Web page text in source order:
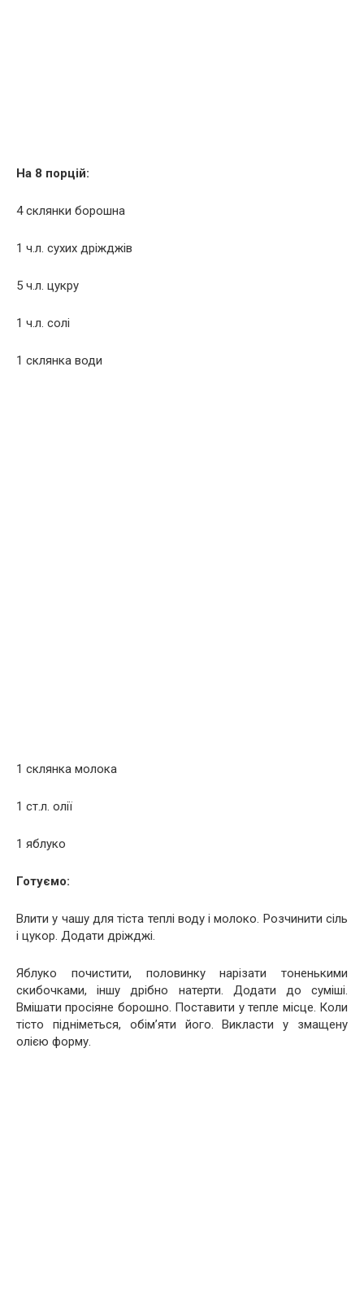
На 8 порцій:
4 склянки борошна
1 ч.л. сухих дріжджів
5 ч.л. цукру
1 ч.л. солі
1 склянка води
1 склянка молока
1 ст.л. олії
1 яблуко
Готуємо:
Влити у чашу для тіста теплі воду і молоко. Розчинити сіль
і цукор. Додати дріжджі.
Яблуко почистити, половинку нарізати тоненькими
скибочками, іншу дрібно натерти. Додати до суміші.
Вмішати просіяне борошно. Поставити у тепле місце. Коли
тісто підніметься, обім’яти його. Викласти у змащену
олією форму.